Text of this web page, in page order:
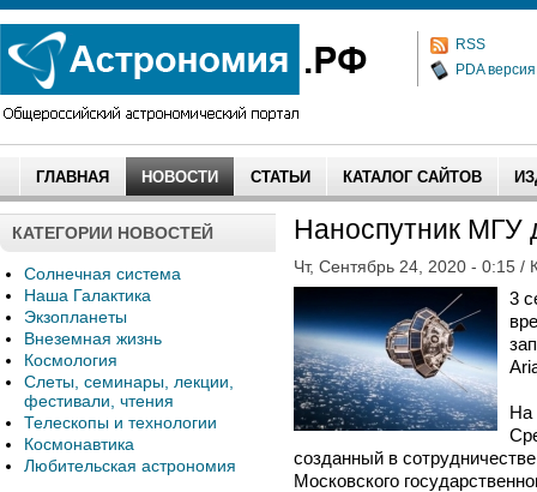
RSS
PDA версия
ГЛАВНАЯ НОВОСТИ СТАТЬИ КАТАЛОГ САЙТОВ
КАТЕГОРИИ НОВОСТЕЙ
Солнечная система
Наша Галактика
Экзопланеты
Внеземная жизнь
Космология
Слеты, семинары, лекции,
фестивали, чтения
Телескопы и технологии
Космонавтика
Любительская астрономия
Наноспутник МГУ
Чт, Сентябрь 24, 2020 - 0:15 /
3
На
созданный в
Московского